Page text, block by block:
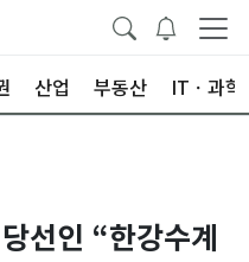
산업 부동산 ITㆍ과학
선인 “한강수계